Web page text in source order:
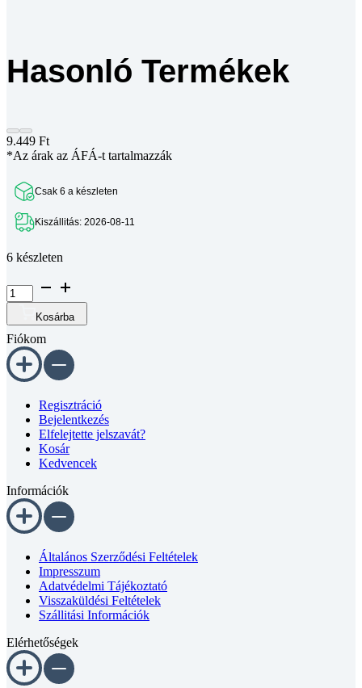
Hasonló Termékek
9.449 Ft
*Az árak az ÁFÁ-t tartalmazzák
Csak 6 a készleten
Kiszállitás: 2026-08-11
6 készleten
Elektronikai
alkatrész
készlet
4
mennyiség
Kosárba
Fiókom
Regisztráció
Bejelentkezés
Elfelejtette jelszavát?
Kosár
Kedvencek
Információk
Általános Szerződési Feltételek
Impresszum
Adatvédelmi Tájékoztató
Visszaküldési Feltételek
Szállitási Információk
Elérhetőségek